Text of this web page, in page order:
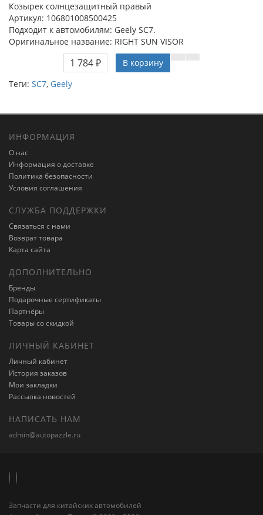
Козырек солнцезащитный правый
Артикул: 106801008500425
Подходит к автомобилям: Geely SC7.
Оригинальное название: RIGHT SUN VISOR
1 784 ₽
В корзину
Теги: SC7, Geely
ИНФОРМАЦИЯ
О нас
Информация о доставке
Политика безопасности
Условия соглашения
СЛУЖБА ПОДДЕРЖКИ
Связаться с нами
Возврат товара
Карта сайта
ДОПОЛНИТЕЛЬНО
Бренды
Подарочные сертификаты
Партнёры
Товары со скидкой
ЛИЧНЫЙ КАБИНЕТ
Личный кабинет
История заказов
Мои закладки
Рассылка новостей
НАПИСАТЬ НАМ
admin@autopazzle.ru
Запчасти для китайских автомобилей